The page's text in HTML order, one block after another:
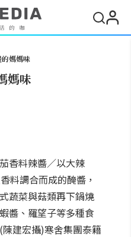
媽媽味
媽味
香料辣醬／以大辣
料調合而成的醃醬，
蔬菜與菇類再下鍋燒
醬、羅望子等多種食
建宏攝)寒舍集團泰籍